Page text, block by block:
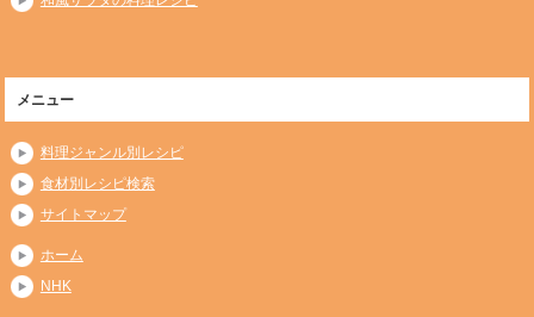
メニュー
料理ジャンル別レシピ
食材別レシピ検索
サイトマップ
ホーム
NHK